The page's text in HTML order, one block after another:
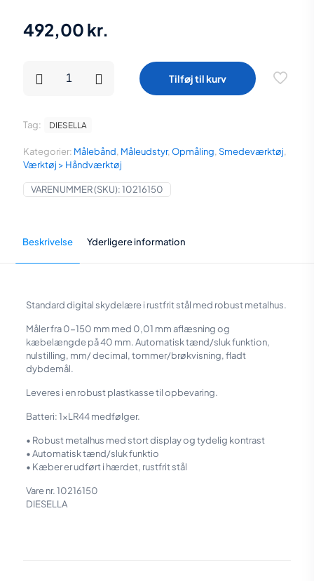
492,00 kr.
150x0,01
mm
med
brøkfunktion
kæbelængde
40
Tilføj til kurv
VARENUMMER (SKU):10216150
Kategorier: Målebånd, Måleudstyr, Opmåling, Smedeværktøj,
Værktøj > Håndværktøj
Tag: DIESELLA
Beskrivelse Yderligere information
Standard digital skydelære i rustfrit stål med robust metalhus.
Måler fra 0-150 mm med 0,01 mm aflæsning og
kæbelængde på 40 mm. Automatisk tænd/sluk funktion,
nulstilling, mm/ decimal, tommer/brøkvisning, fladt
dybdemål.
Leveres i en robust plastkasse til opbevaring.
Batteri: 1xLR44 medfølger.
• Robust metalhus med stort display og tydelig kontrast
• Automatisk tænd/sluk funktio
• Kæber er udført i hærdet, rustfrit stål
Vare nr. 10216150
DIESELLA